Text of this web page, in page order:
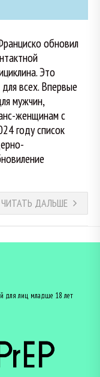
обновил
Это
всех. Впервые
мужчин,
женщинам с
году список
ЧИТАТЬ ДАЛЬШЕ
для лиц младше 18 лет